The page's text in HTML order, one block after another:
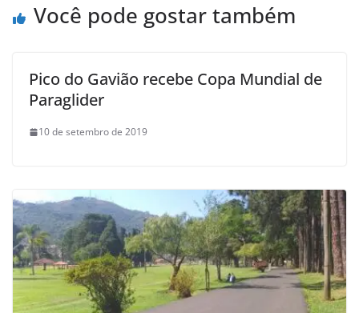
Você pode gostar também
Pico do Gavião recebe Copa Mundial de
Paraglider
10 de setembro de 2019